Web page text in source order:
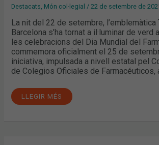
Destacats Món col·legial /22 de setembre de
La nit del 22 de setembre, l’emblemàtica
Barcelona s’ha tornat a il·luminar de verd
les celebracions del Dia Mundial del
commemora oficialment el 25 de
iniciativa, impulsada a nivell estatal pel
de Colegios Oficiales de Farmacéuticos,
CELEBRACIONS
DIA
MUNDIAL
DEL
FARMACÈUTIC
LLEGIR MÉS